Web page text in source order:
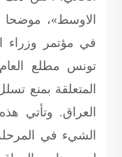
الاوسط»،
في مؤتمر وزراء
تونس مطلع
المتعلقة بمنع
العراق. وتأتي
الشيء في